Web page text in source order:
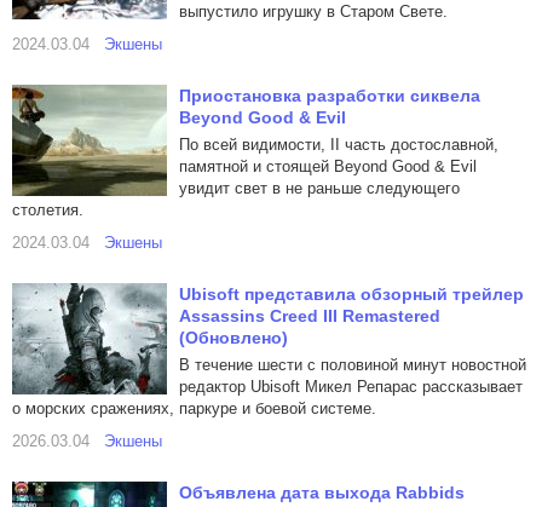
выпустило игрушку в Старом Свете.
2024.03.04
Экшены
Приостановка разработки сиквела
Beyond Good & Evil
По всей видимости, II часть достославной,
памятной и стоящей Beyond Good & Evil
увидит свет в не раньше следующего
столетия.
2024.03.04
Экшены
Ubisoft представила обзорный трейлер
Assassins Creed III Remastered
(Обновлено)
В течение шести с половиной минут новостной
редактор Ubisoft Микел Репарас рассказывает
о морских сражениях, паркуре и боевой системе.
2026.03.04
Экшены
Объявлена дата выхода Rabbids